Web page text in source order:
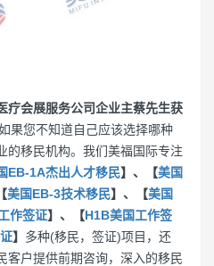
疗会展服务公司企业主蔡先生获
果您不知道自己应该选择哪种
的移民机构。我们美福国际专注
EB-1A杰出人才移民】、【美国
美国EB-3技术移民】、【美国
作签证】、【H1B美国工作签
】 多种(移民，签证)项目，还
客户提供前期咨询，深入的移民